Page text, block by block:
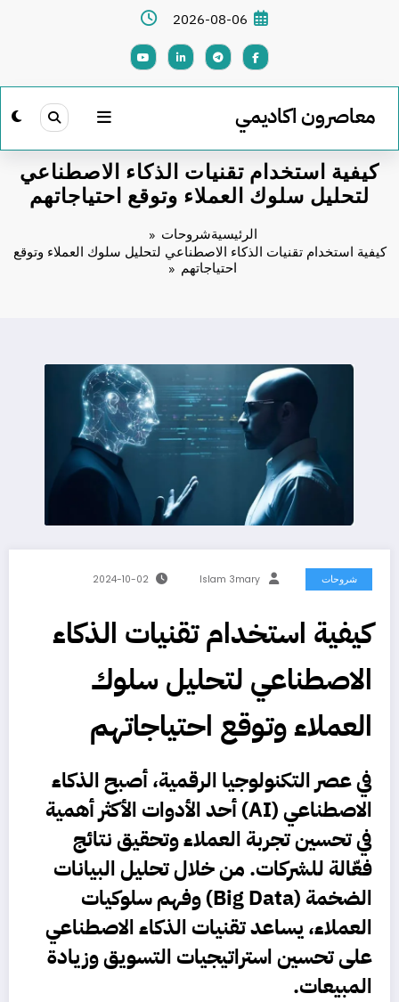
2026-08-06
معاصرون اكاديمي
كيفية استخدام تقنيات الذكاء الاصطناعي
لتحليل سلوك العملاء وتوقع احتياجاتهم
الرئيسيةشروحات
كيفية استخدام تقنيات الذكاء الاصطناعي لتحليل سلوك العملاء وتوقع
احتياجاتهم
شروحات Islam 3mary
2024-10-02
كيفية استخدام تقنيات الذكاء
الاصطناعي لتحليل سلوك
العملاء وتوقع احتياجاتهم
في عصر التكنولوجيا الرقمية، أصبح الذكاء
الاصطناعي (AI) أحد الأدوات الأكثر أهمية
في تحسين تجربة العملاء وتحقيق نتائج
فعّالة للشركات. من خلال تحليل البيانات
الضخمة (Big Data) وفهم سلوكيات
العملاء، يساعد تقنيات الذكاء الاصطناعي
على تحسين استراتيجيات التسويق وزيادة
المبيعات.